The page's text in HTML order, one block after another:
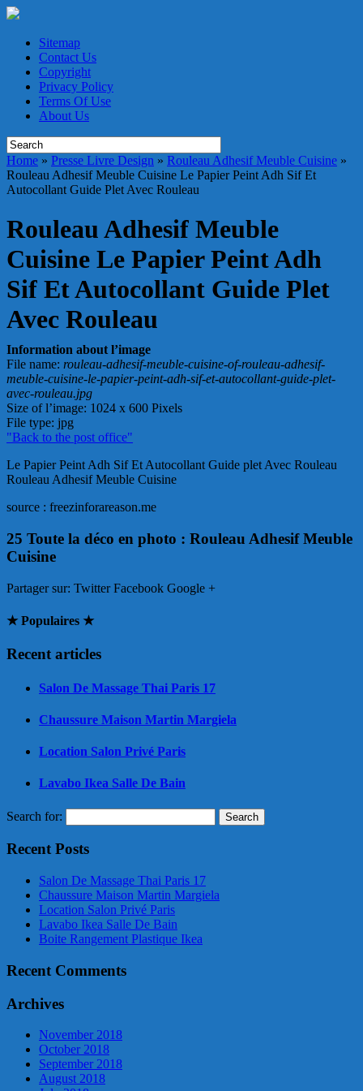
Sitemap
Contact Us
Copyright
Privacy Policy
Terms Of Use
About Us
Home » Presse Livre Design » Rouleau Adhesif Meuble Cuisine »
Rouleau Adhesif Meuble Cuisine Le Papier Peint Adh Sif Et
Autocollant Guide Plet Avec Rouleau
Rouleau Adhesif Meuble
Cuisine Le Papier Peint Adh
Sif Et Autocollant Guide Plet
Avec Rouleau
Information about l’image
File name: rouleau-adhesif-meuble-cuisine-of-rouleau-adhesif-
meuble-cuisine-le-papier-peint-adh-sif-et-autocollant-guide-plet-
avec-rouleau.jpg
Size of l’image: 1024 x 600 Pixels
File type: jpg
"Back to the post office"
Le Papier Peint Adh Sif Et Autocollant Guide plet Avec Rouleau
Rouleau Adhesif Meuble Cuisine
source : freezinforareason.me
25 Toute la déco en photo : Rouleau Adhesif Meuble
Cuisine
Partager sur: Twitter Facebook Google +
★ Populaires ★
Recent articles
Salon De Massage Thai Paris 17
Chaussure Maison Martin Margiela
Location Salon Privé Paris
Lavabo Ikea Salle De Bain
Search for:
Recent Posts
Salon De Massage Thai Paris 17
Chaussure Maison Martin Margiela
Location Salon Privé Paris
Lavabo Ikea Salle De Bain
Boite Rangement Plastique Ikea
Recent Comments
Archives
November 2018
October 2018
September 2018
August 2018